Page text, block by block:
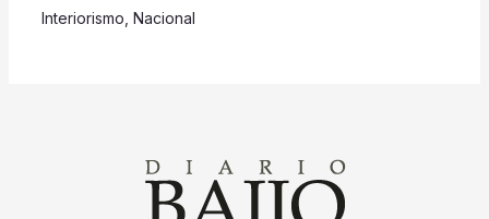
Interiorismo Nacional